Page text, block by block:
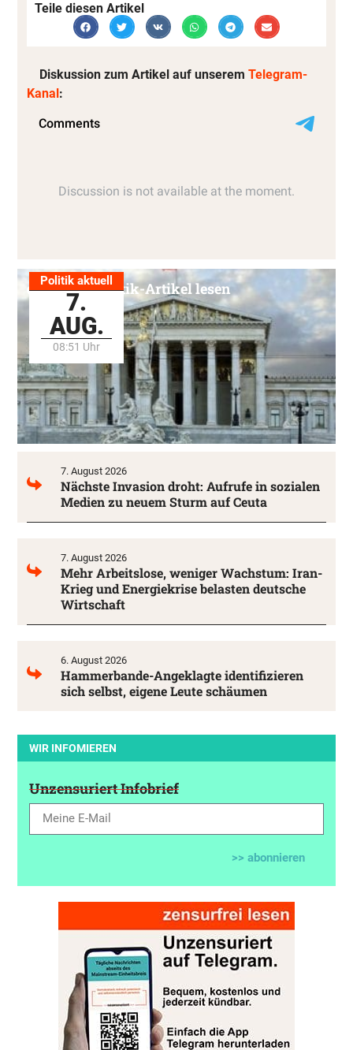
Teile diesen Artikel
Diskussion zum Artikel auf unserem Telegram-
Kanal:
Politik aktuell
7.
AUG.
08:51 Uhr
Alle Politik-Artikel lesen
7. August 2026
Nächste Invasion droht: Aufrufe in sozialen
Medien zu neuem Sturm auf Ceuta
7. August 2026
Mehr Arbeitslose, weniger Wachstum: Iran-
Krieg und Energiekrise belasten deutsche
Wirtschaft
6. August 2026
Hammerbande-Angeklagte identifizieren
sich selbst, eigene Leute schäumen
WIR INFOMIEREN
Unzensuriert Infobrief
>> abonnieren